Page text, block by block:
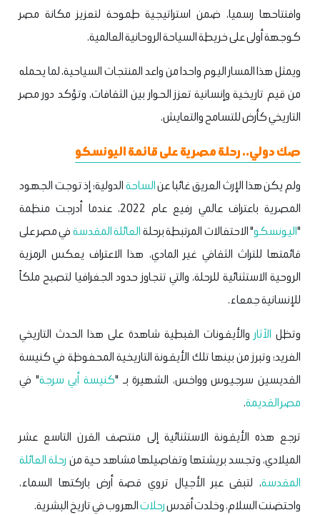
وافتتاحها رسميا، ضمن استراتيجية طموحة لتعزيز مكانة مصر
كوجهة أولى على خريطة السياحة الروحانية العالمية.
ويمثل هذا المسار اليوم واحدا من واعد المنتجات السياحية، لما يحمله
من قيم تاريخية وإنسانية تعزز الحوار بين الثقافات، وتؤكد دور مصر
التاريخي كأرض للتسامح والتعايش.
صك دولي.. رحلة مصرية على قائمة اليونسكو
ولم يكن هذا الإرث العريق غائبا عنالساحةالدولية؛ إذ توجت الجهود
المصرية باعتراف عالمي رفيع عام 2022، عندما أدرجت منظمة
"اليونسكو" الاحتفالات المرتبطة برحلةالعائلة المقدسةفي مصر على
قائمتها للتراث الثقافي غير المادي، هذا الاعتراف يعكس الرمزية
الروحية الاستثنائية للرحلة، والتي تتجاوز حدود الجغرافيا لتصبح ملكاً
للإنسانية جمعاء.
وتظل الآثار والأيقونات القبطية شاهدة على هذا الحدث التاريخي
الفريد؛ وتبرز من بينها تلك الأيقونة التاريخية المحفوظة في كنيسة
القديسين سرجيوس وواخس، الشهيرة بـ "كنيسة أبي سرجة" في
مصر القديمة.
ترجع هذه الأيقونة الاستثنائية إلى منتصف القرن التاسع عشر
الميلادي، وتجسد بريشتها وتفاصيلها مشاهد حية من رحلة العائلة
المقدسة، لتبقى عبر الأجيال تروي قصة أرض باركتها السماء،
واحتضنت السلام، وخلدت أقدسرحلاتالهروب في تاريخ البشرية.